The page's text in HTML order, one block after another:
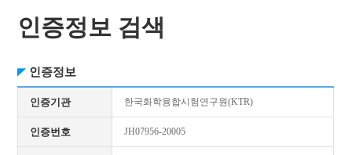
인증정보 검색
인증정보
인증기관 한국화학융합시험연구원(KTR)
인증번호 JH07956-20005